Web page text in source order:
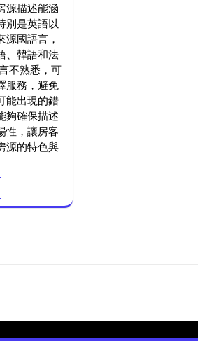
源描述能涵
別是英語以
源國語言，
、韓語和法
不熟悉，可
服務，避免
能出現的錯
夠確保描述
性，讓房客
源的特色與